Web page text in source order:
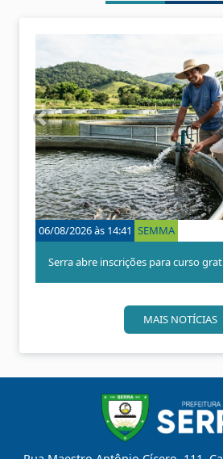
06/08/2026 às 14:41 SEMMA
Serra abre inscrições para curso
A
n
t
e
r
i
o
r
MAIS NOTÍCIAS